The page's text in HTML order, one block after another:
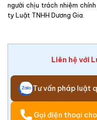
người chịu trách nhiệm
ty Luật TNHH Dương Gia.
Liên hệ với
Tư vấn pháp luật
Gọi điện thoại